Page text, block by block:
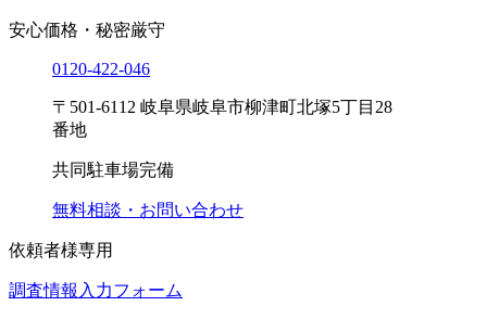
安心価格・秘密厳守
0120-422-046
〒501-6112 岐阜県岐阜市柳津町北塚5丁目28
番地
共同駐車場完備
無料相談・お問い合わせ
依頼者様専用
調査情報入力フォーム